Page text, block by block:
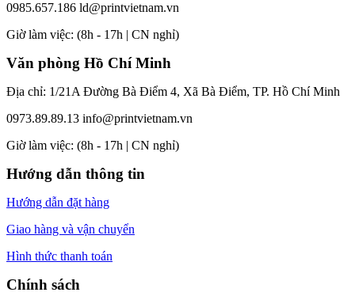
0985.657.186 ld@printvietnam.vn
​Giờ làm việc: (8h - 17h | CN nghỉ)
Văn phòng Hồ Chí Minh
Địa chỉ: 1/21A Đường Bà Điểm 4, Xã Bà Điểm, TP. Hồ Chí Minh
0973.89.89.13 info@printvietnam.vn
​Giờ làm việc: (8h - 17h | CN nghỉ)
Hướng dẫn thông tin
Hướng dẫn đặt hàng
Giao hàng và vận chuyển
Hình thức thanh toán
Chính sách